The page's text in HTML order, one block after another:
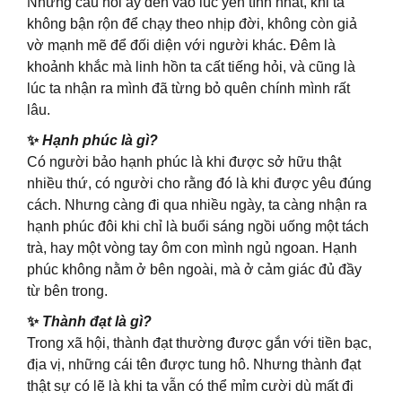
không bận rộn để chạy theo nhịp đời, không còn giả
vờ mạnh mẽ để đối diện với người khác. Đêm là
khoảnh khắc mà linh hồn ta cất tiếng hỏi, và cũng là
lúc ta nhận ra mình đã từng bỏ quên chính mình rất
lâu.
✨Hạnh phúc là gì?
Có người bảo hạnh phúc là khi được sở hữu thật
nhiều thứ, có người cho rằng đó là khi được yêu đúng
cách. Nhưng càng đi qua nhiều ngày, ta càng nhận ra
hạnh phúc đôi khi chỉ là buổi sáng ngồi uống một tách
trà, hay một vòng tay ôm con mình ngủ ngoan. Hạnh
phúc không nằm ở bên ngoài, mà ở cảm giác đủ đầy
từ bên trong.
✨ Thành đạt là gì?
Trong xã hội, thành đạt thường được gắn với tiền bạc,
địa vị, những cái tên được tung hô. Nhưng thành đạt
thật sự có lẽ là khi ta vẫn có thể mỉm cười dù mất đi